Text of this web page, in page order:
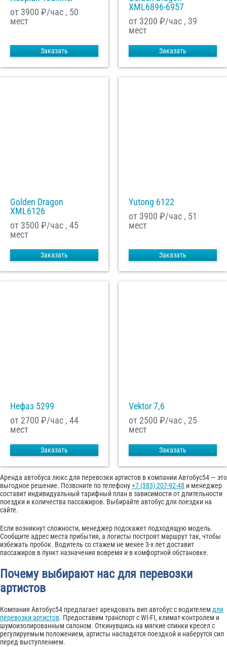
от 3900 ₽/час , 50
мест
Заказать
XML6896-6957
от 3200 ₽/час , 39
мест
Заказать
Golden Dragon
XML6126
от 3500 ₽/час , 45
мест
Заказать
Yutong 6122
от 3900 ₽/час , 51
мест
Заказать
Нефаз 5299
от 2700 ₽/час , 44
мест
Заказать
Vektor 7,6
от 2500 ₽/час , 25
мест
Заказать
Аренда автобуса люкс для перевозки артистов в компании Автобус54 — это
выгодное решение. Позвоните по телефону+7 (383) 207-92-48 и менеджер
составит индивидуальный тарифный план в зависимости от длительности
поездки и количества пассажиров. Выбирайте автобус для поездки на
сайте.
Если возникнут сложности, менеджер подскажет подходящую модель.
Сообщите адрес места прибытия, а логисты построят маршрут так, чтобы
избежать пробок. Водитель со стажем не менее 3-х лет доставит
пассажиров в пункт назначения вовремя и в комфортной обстановке.
Почему выбирают нас для перевозки
артистов
Компания Автобус54 предлагает арендовать вип автобус с водителем для
перевозки артистов. Предоставим транспорт с WI-FI, климат-контролем и
шумоизолированным салоном. Откинувшись на мягкие спинки кресел с
регулируемым положением, артисты насладятся поездкой и наберутся сил
перед выступлением.